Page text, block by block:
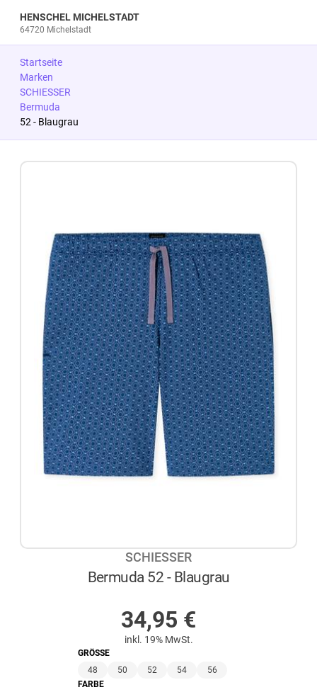
HENSCHEL MICHELSTADT
64720 Michelstadt
Startseite
Marken
SCHIESSER
Bermuda
52 - Blaugrau
SCHIESSER
Bermuda 52 - Blaugrau
34,95 €
inkl. 19% MwSt.
GRÖSSE
48
50 52 54
56
FARBE